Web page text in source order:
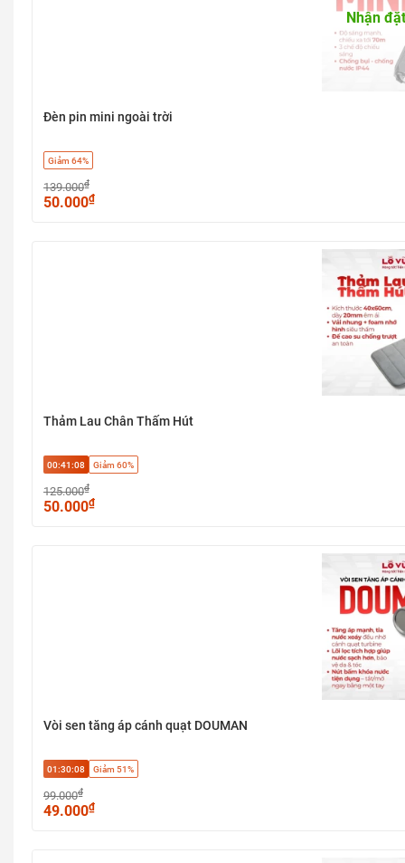
Nhận
Đèn pin mini ngoài trời
Giảm 64%
139.000₫
50.000₫
Thảm Lau Chân Thấm Hút
00:41:07 Giảm 60%
125.000₫
50.000₫
Vòi sen tăng áp cánh quạt DOUMAN
01:30:07 Giảm 51%
99.000₫
49.000₫